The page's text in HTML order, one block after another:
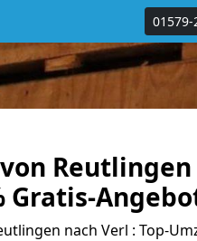
01579-
Gratis-
nach Verl : Top-